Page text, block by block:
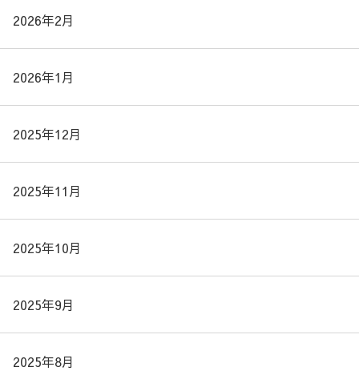
2026年2月
2026年1月
2025年12月
2025年11月
2025年10月
2025年9月
2025年8月